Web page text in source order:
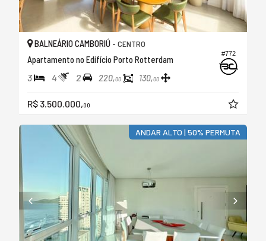
#772
BALNEÁRIO CAMBORIÚ - CENTRO
Apartamento no Edifício Porto Rotterdam
3 4 2 220,00 130,00
R$ 3.500.000,00
ANDAR ALTO | 50% PERMUTA